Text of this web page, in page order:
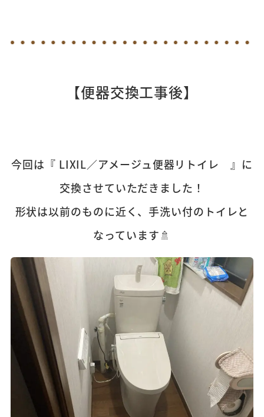
【便器交換工事後】
今回は『 LIXIL／アメージュ便器リトイレ 』に
交換させていただきました！
形状は以前のものに近く、手洗い付のトイレと
なっています🚿